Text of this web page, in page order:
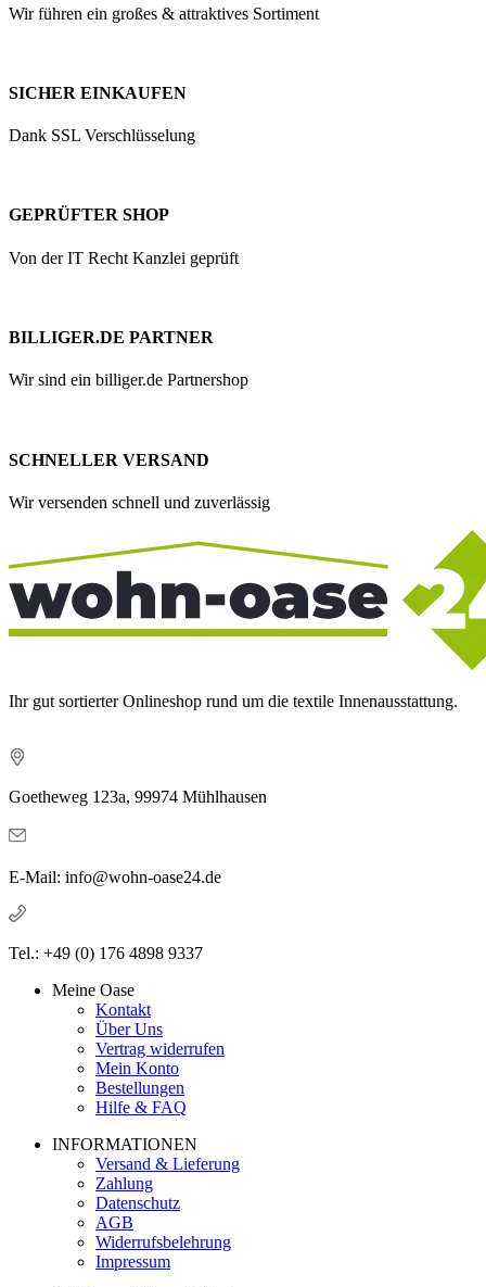
Wir führen ein großes & attraktives Sortiment
SICHER EINKAUFEN
Dank SSL Verschlüsselung
GEPRÜFTER SHOP
Von der IT Recht Kanzlei geprüft
BILLIGER.DE PARTNER
Wir sind ein billiger.de Partnershop
SCHNELLER VERSAND
Wir versenden schnell und zuverlässig
Ihr gut sortierter Onlineshop rund um die textile Innenausstattung.
Goetheweg 123a, 99974 Mühlhausen
E-Mail: info@wohn-oase24.de
Tel.: +49 (0) 176 4898 9337
Meine Oase
Kontakt
Über Uns
Vertrag widerrufen
Mein Konto
Bestellungen
Hilfe & FAQ
INFORMATIONEN
Versand & Lieferung
Zahlung
Datenschutz
AGB
Widerrufsbelehrung
Impressum